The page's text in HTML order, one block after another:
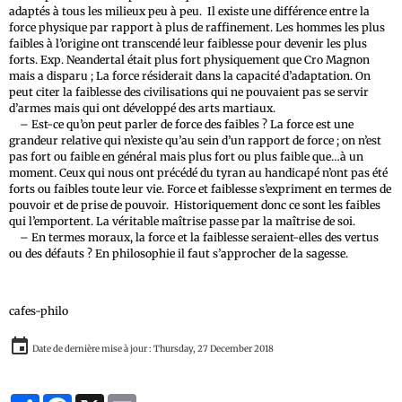
adaptés à tous les milieux peu à peu. Il existe une différence entre la
force physique par rapport à plus de raffinement. Les hommes les plus
faibles à l’origine ont transcendé leur faiblesse pour devenir les plus
forts. Exp. Neandertal était plus fort physiquement que Cro Magnon
mais a disparu ; La force résiderait dans la capacité d’adaptation. On
peut citer la faiblesse des civilisations qui ne pouvaient pas se servir
d’armes mais qui ont développé des arts martiaux.
– Est-ce qu’on peut parler de force des faibles ? La force est une
grandeur relative qui n’existe qu’au sein d’un rapport de force ; on n’est
pas fort ou faible en général mais plus fort ou plus faible que…à un
moment. Ceux qui nous ont précédé du tyran au handicapé n’ont pas été
forts ou faibles toute leur vie. Force et faiblesse s’expriment en termes de
pouvoir et de prise de pouvoir. Historiquement donc ce sont les faibles
qui l’emportent. La véritable maîtrise passe par la maîtrise de soi.
– En termes moraux, la force et la faiblesse seraient-elles des vertus
ou des défauts ? En philosophie il faut s’approcher de la sagesse.
cafes-philo
Date de dernière mise à jour : Thursday, 27 December 2018